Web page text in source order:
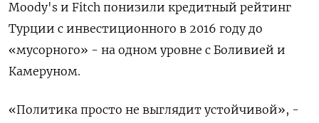
Moody's и Fitch понизили кредитный рейтинг
Турции с инвестиционного в 2016 году до
«мусорного» - на одном уровне с Боливией и
Камеруном.
«Политика просто не выглядит устойчивой», -